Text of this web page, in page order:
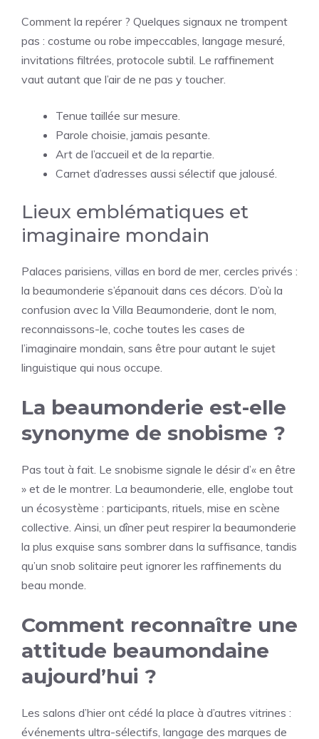
Comment la repérer ? Quelques signaux ne trompent
pas : costume ou robe impeccables, langage mesuré,
invitations filtrées, protocole subtil. Le raffinement
vaut autant que l’air de ne pas y toucher.
Tenue taillée sur mesure.
Parole choisie, jamais pesante.
Art de l’accueil et de la repartie.
Carnet d’adresses aussi sélectif que jalousé.
Lieux emblématiques et
imaginaire mondain
Palaces parisiens, villas en bord de mer, cercles privés :
la beaumonderie s’épanouit dans ces décors. D’où la
confusion avec la Villa Beaumonderie, dont le nom,
reconnaissons-le, coche toutes les cases de
l’imaginaire mondain, sans être pour autant le sujet
linguistique qui nous occupe.
La beaumonderie est-elle
synonyme de snobisme ?
Pas tout à fait. Le snobisme signale le désir d’« en être
» et de le montrer. La beaumonderie, elle, englobe tout
un écosystème : participants, rituels, mise en scène
collective. Ainsi, un dîner peut respirer la beaumonderie
la plus exquise sans sombrer dans la suffisance, tandis
qu’un snob solitaire peut ignorer les raffinements du
beau monde.
Comment reconnaître une
attitude beaumondaine
aujourd’hui ?
Les salons d’hier ont cédé la place à d’autres vitrines :
événements ultra-sélectifs, langage des marques de